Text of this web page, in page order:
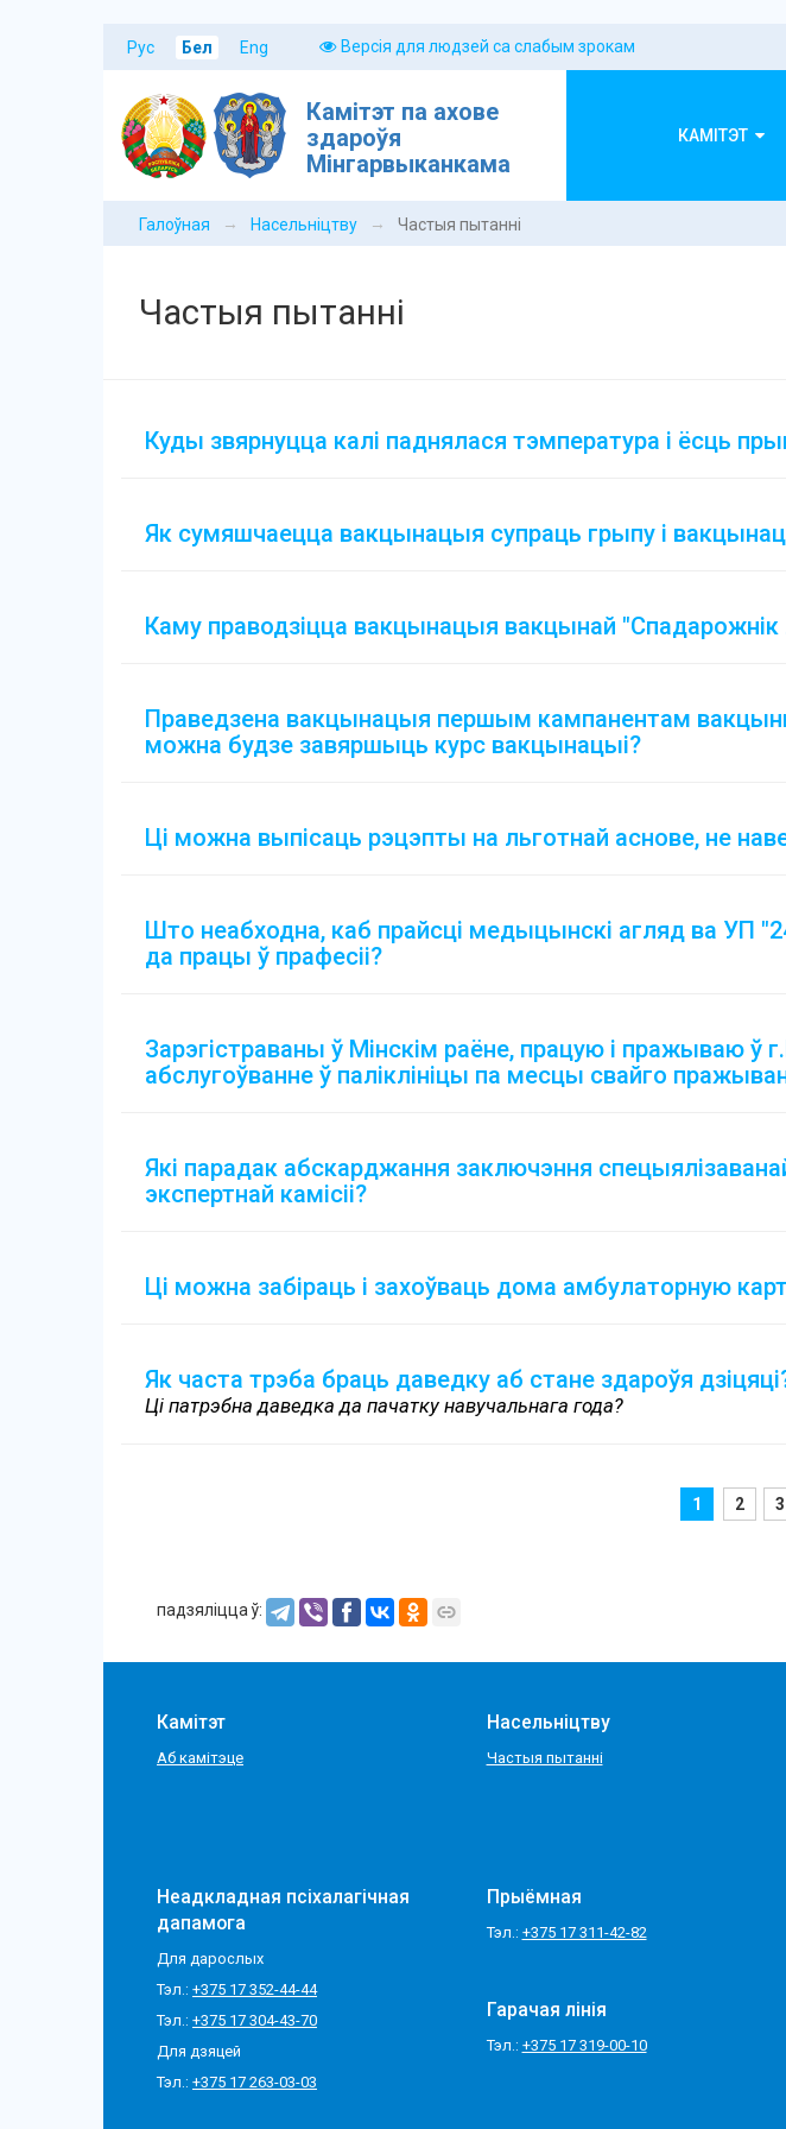
Рус Бел Eng Версія для людзей са слабым зрокам
Камітэт па ахове
здароўя
Мінгарвыканкама
КАМІТЭТ
Галоўная → Насельніцтву → Частыя пытанні
Частыя пытанні
Куды звярнуцца калі паднялася тэмпература і ёсць
Як сумяшчаецца вакцынацыя супраць грыпу і
Каму праводзіцца вакцынацыя вакцынай "Спадарожнік
Праведзена вакцынацыя першым кампанентам
можна будзе завяршыць курс вакцынацыі?
Ці можна выпісаць рэцэпты на льготнай аснове, не
Што неабходна, каб прайсці медыцынскі агляд ва УП
да працы ў прафесіі?
Зарэгістраваны ў Мінскім раёне, працую і пражываю
абслугоўванне ў паліклініцы па месцы свайго
Які парадак абскарджання заключэння
экспертнай камісіі?
Ці можна забіраць і захоўваць дома амбулаторную
Як часта трэба браць даведку аб стане здароўя
Ці патрэбна даведка да пачатку навучальнага года?
1 2 3
падзяліцца ў:
Камітэт
Аб камітэце
Насельніцтву
Частыя пытанні
Неадкладная псіхалагічная
дапамога
Для дарослых
Тэл.: +375 17 352-44-44
Тэл.: +375 17 304-43-70
Для дзяцей
Тэл.: +375 17 263-03-03
Прыёмная
Тэл.: +375 17 311-42-82
Гарачая лінія
Тэл.: +375 17 319-00-10